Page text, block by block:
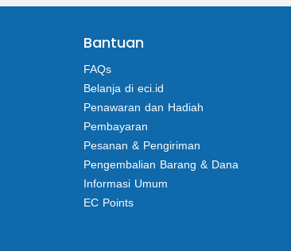
Bantuan
FAQs
Belanja di eci.id
Penawaran dan Hadiah
Pembayaran
Pesanan & Pengiriman
Pengembalian Barang & Dana
Informasi Umum
EC Points